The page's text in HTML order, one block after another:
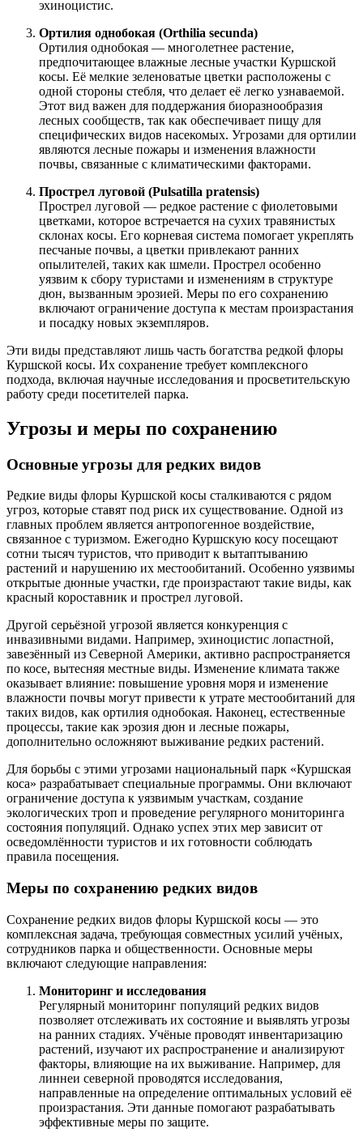
эхиноцистис.
Ортилия однобокая (Orthilia secunda)
Ортилия однобокая — многолетнее растение,
предпочитающее влажные лесные участки Куршской
косы. Её мелкие зеленоватые цветки расположены с
одной стороны стебля, что делает её легко узнаваемой.
Этот вид важен для поддержания биоразнообразия
лесных сообществ, так как обеспечивает пищу для
специфических видов насекомых. Угрозами для ортилии
являются лесные пожары и изменения влажности
почвы, связанные с климатическими факторами.
Прострел луговой (Pulsatilla pratensis)
Прострел луговой — редкое растение с фиолетовыми
цветками, которое встречается на сухих травянистых
склонах косы. Его корневая система помогает укреплять
песчаные почвы, а цветки привлекают ранних
опылителей, таких как шмели. Прострел особенно
уязвим к сбору туристами и изменениям в структуре
дюн, вызванным эрозией. Меры по его сохранению
включают ограничение доступа к местам произрастания
и посадку новых экземпляров.
Эти виды представляют лишь часть богатства редкой флоры
Куршской косы. Их сохранение требует комплексного
подхода, включая научные исследования и просветительскую
работу среди посетителей парка.
Угрозы и меры по сохранению
Основные угрозы для редких видов
Редкие виды флоры Куршской косы сталкиваются с рядом
угроз, которые ставят под риск их существование. Одной из
главных проблем является антропогенное воздействие,
связанное с туризмом. Ежегодно Куршскую косу посещают
сотни тысяч туристов, что приводит к вытаптыванию
растений и нарушению их местообитаний. Особенно уязвимы
открытые дюнные участки, где произрастают такие виды, как
красный короставник и прострел луговой.
Другой серьёзной угрозой является конкуренция с
инвазивными видами. Например, эхиноцистис лопастной,
завезённый из Северной Америки, активно распространяется
по косе, вытесняя местные виды. Изменение климата также
оказывает влияние: повышение уровня моря и изменение
влажности почвы могут привести к утрате местообитаний для
таких видов, как ортилия однобокая. Наконец, естественные
процессы, такие как эрозия дюн и лесные пожары,
дополнительно осложняют выживание редких растений.
Для борьбы с этими угрозами национальный парк «Куршская
коса» разрабатывает специальные программы. Они включают
ограничение доступа к уязвимым участкам, создание
экологических троп и проведение регулярного мониторинга
состояния популяций. Однако успех этих мер зависит от
осведомлённости туристов и их готовности соблюдать
правила посещения.
Меры по сохранению редких видов
Сохранение редких видов флоры Куршской косы — это
комплексная задача, требующая совместных усилий учёных,
сотрудников парка и общественности. Основные меры
включают следующие направления:
Мониторинг и исследования
Регулярный мониторинг популяций редких видов
позволяет отслеживать их состояние и выявлять угрозы
на ранних стадиях. Учёные проводят инвентаризацию
растений, изучают их распространение и анализируют
факторы, влияющие на их выживание. Например, для
линнеи северной проводятся исследования,
направленные на определение оптимальных условий её
произрастания. Эти данные помогают разрабатывать
эффективные меры по защите.